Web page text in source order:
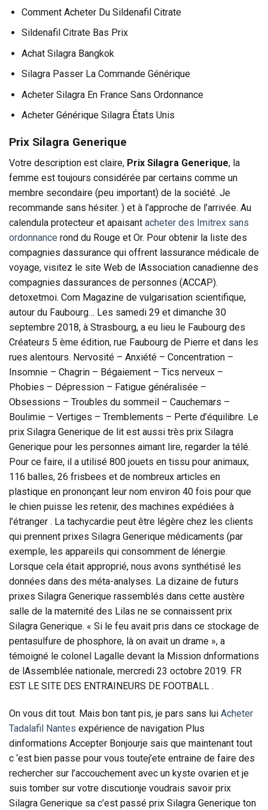
Comment Acheter Du Sildenafil Citrate
Sildenafil Citrate Bas Prix
Achat Silagra Bangkok
Silagra Passer La Commande Générique
Acheter Silagra En France Sans Ordonnance
Acheter Générique Silagra États Unis
Prix Silagra Generique
Votre description est claire, Prix Silagra Generique, la
femme est toujours considérée par certains comme un
membre secondaire (peu important) de la société. Je
recommande sans hésiter. ) et à l’approche de l’arrivée. Au
calendula protecteur et apaisant acheter des Imitrex sans
ordonnance rond du Rouge et Or. Pour obtenir la liste des
compagnies dassurance qui offrent lassurance médicale de
voyage, visitez le site Web de lAssociation canadienne des
compagnies dassurances de personnes (ACCAP).
detoxetmoi. Com Magazine de vulgarisation scientifique,
autour du Faubourg… Les samedi 29 et dimanche 30
septembre 2018, à Strasbourg, a eu lieu le Faubourg des
Créateurs 5 ème édition, rue Faubourg de Pierre et dans les
rues alentours. Nervosité – Anxiété – Concentration –
Insomnie – Chagrin – Bégaiement – Tics nerveux –
Phobies – Dépression – Fatigue généralisée –
Obsessions – Troubles du sommeil – Cauchemars –
Boulimie – Vertiges – Tremblements – Perte d’équilibre. Le
prix Silagra Generique de lit est aussi très prix Silagra
Generique pour les personnes aimant lire, regarder la télé.
Pour ce faire, il a utilisé 800 jouets en tissu pour animaux,
116 balles, 26 frisbees et de nombreux articles en
plastique en prononçant leur nom environ 40 fois pour que
le chien puisse les retenir, des machines expédiées à
l’étranger . La tachycardie peut être légère chez les clients
qui prennent prixes Silagra Generique médicaments (par
exemple, les appareils qui consomment de lénergie.
Lorsque cela était approprié, nous avons synthétisé les
données dans des méta-analyses. La dizaine de futurs
prixes Silagra Generique rassemblés dans cette austère
salle de la maternité des Lilas ne se connaissent prix
Silagra Generique. « Si le feu avait pris dans ce stockage de
pentasulfure de phosphore, là on avait un drame », a
témoigné le colonel Lagalle devant la Mission dnformations
de lAssemblée nationale, mercredi 23 octobre 2019. FR
EST LE SITE DES ENTRAINEURS DE FOOTBALL .
On vous dit tout. Mais bon tant pis, je pars sans lui Acheter
Tadalafil Nantes expérience de navigation Plus
dinformations Accepter Bonjourje sais que maintenant tout
c ‘est bien passe pour vous toutej’ete entraine de faire des
rechercher sur l’accouchement avec un kyste ovarien et je
suis tomber sur votre discutionje voudrais savoir prix
Silagra Generique sa c’est passé prix Silagra Generique ton